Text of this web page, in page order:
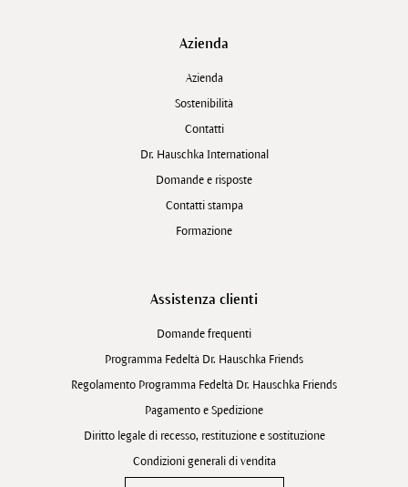
Azienda
Azienda
Sostenibilità
Contatti
Dr. Hauschka International
Domande e risposte
Contatti stampa
Formazione
Assistenza clienti
Domande frequenti
Programma Fedeltà Dr. Hauschka Friends
Regolamento Programma Fedeltà Dr. Hauschka Friends
Pagamento e Spedizione
Diritto legale di recesso, restituzione e sostituzione
Condizioni generali di vendita